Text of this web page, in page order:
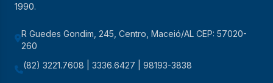
1990.
R Guedes Gondim, 245, Centro, Maceió/AL CEP: 57020-
260
(82) 3221.7608 | 3336.6427 | 98193-3838